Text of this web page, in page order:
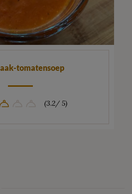
tomatensoep
(3.2/ 5)